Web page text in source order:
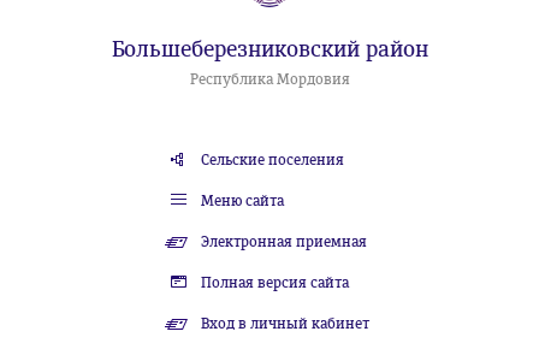
Большеберезниковский район
Республика Мордовия
Сельские поселения
Меню сайта
Электронная приемная
Полная версия сайта
Вход в личный кабинет